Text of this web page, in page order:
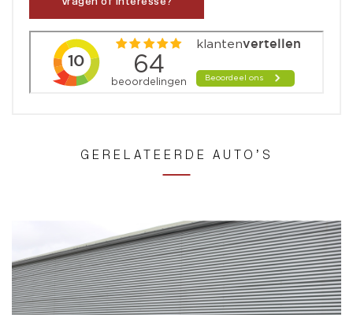
GERELATEERDE AUTO’S